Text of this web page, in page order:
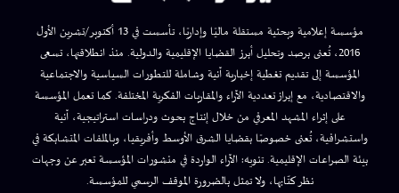
مؤسسة إعلامية وبحثية مستقلة ماليًا وإداريًا، تأسست في 13 أكتوبر/تشرين الأول
2016، تُعنى برصد وتحليل أبرز القضايا الإقليمية والدولية. منذ انطلاقتها، تسعى
المؤسسة إلى تقديم تغطية إخبارية آنية وشاملة للتطورات السياسية والاجتماعية
والاقتصادية، مع إبراز تعددية الآراء والمقاربات الفكرية المختلفة. كما تعمل المؤسسة
على إثراء المشهد المعرفي من خلال إنتاج بحوث ودراسات استراتيجية، آنية
واستشرافية، تُعنى خصوصًا بقضايا الشرق الأوسط وأفريقيا، وبالملفات المتشابكة في
بيئة الصراعات الإقليمية. تنويه: الآراء الواردة في منشورات المؤسسة تعبر عن وجهات
نظر كتّابها، ولا تمثل بالضرورة الموقف الرسمي للمؤسسة.